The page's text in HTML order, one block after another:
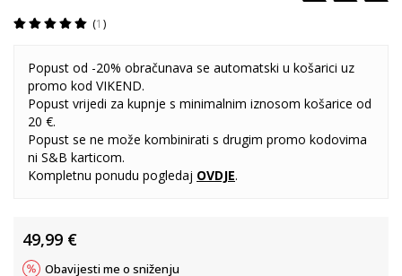
1
Popust od -20% obračunava se automatski u košarici uz
promo kod VIKEND.
Popust vrijedi za kupnje s minimalnim iznosom košarice od
20 €.
Popust se ne može kombinirati s drugim promo kodovima
ni S&B karticom.
Kompletnu ponudu pogledaj OVDJE.
49,99 €
Obavijesti me o sniženju